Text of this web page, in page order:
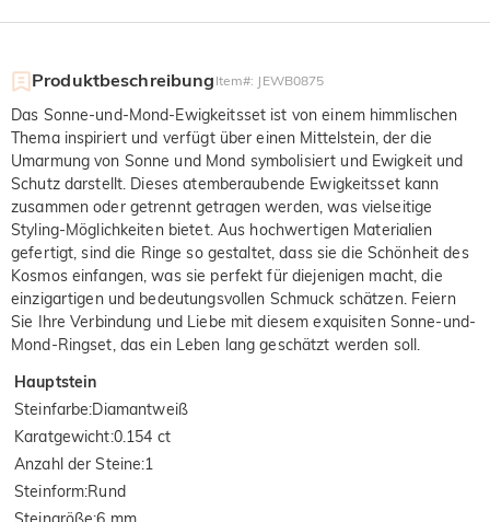
Produktbeschreibung Item#: JEWB0875
Das Sonne-und-Mond-Ewigkeitsset ist von einem himmlischen
Thema inspiriert und verfügt über einen Mittelstein, der die
Umarmung von Sonne und Mond symbolisiert und Ewigkeit und
Schutz darstellt. Dieses atemberaubende Ewigkeitsset kann
zusammen oder getrennt getragen werden, was vielseitige
Styling-Möglichkeiten bietet. Aus hochwertigen Materialien
gefertigt, sind die Ringe so gestaltet, dass sie die Schönheit des
Kosmos einfangen, was sie perfekt für diejenigen macht, die
einzigartigen und bedeutungsvollen Schmuck schätzen. Feiern
Sie Ihre Verbindung und Liebe mit diesem exquisiten Sonne-und-
Mond-Ringset, das ein Leben lang geschätzt werden soll.
Hauptstein
Steinfarbe:Diamantweiß
Karatgewicht:0.154 ct
Anzahl der Steine:1
Steinform:Rund